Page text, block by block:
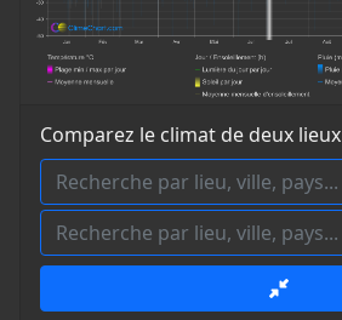
Comparez le climat de deux lieux